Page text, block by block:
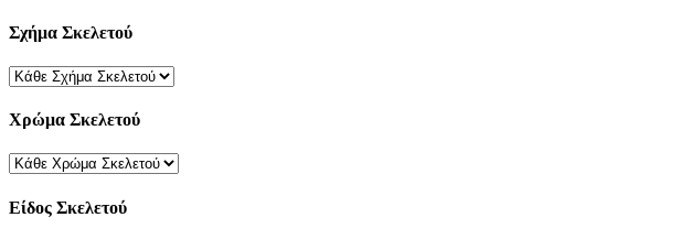
Σχήμα Σκελετού
Χρώμα Σκελετού
Είδος Σκελετού